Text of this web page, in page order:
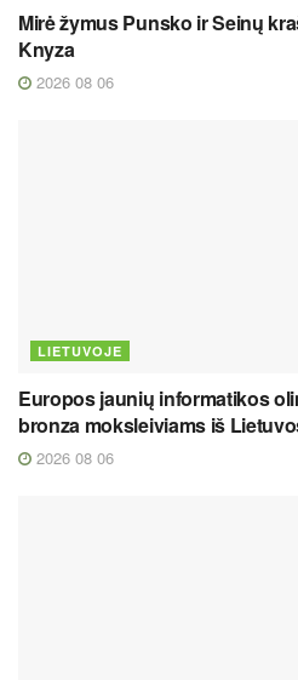
Mirė žymus Punsko ir Seinų
Knyza
2026 08 06
LIETUVOJE
Europos jaunių informatikos
bronza moksleiviams iš
2026 08 06